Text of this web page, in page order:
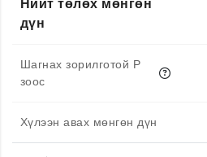
Нийт төлөх мөнгөн
дүн
Шагнах зорилготой P
зоос
Хүлээн авах мөнгөн дүн